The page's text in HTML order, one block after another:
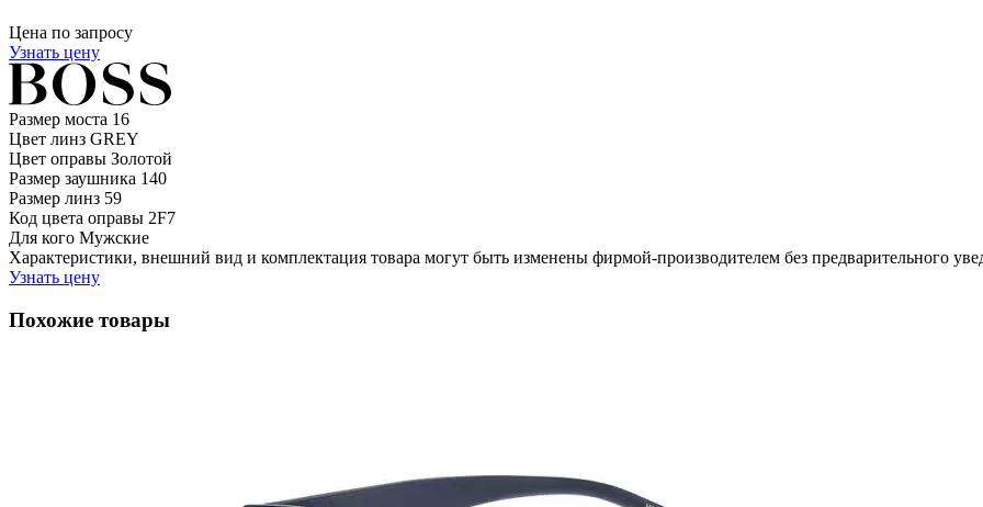
Цена по запросу
Узнать цену
Размер моста 16
Цвет линз GREY
Цвет оправы Золотой
Размер заушника 140
Размер линз 59
Код цвета оправы 2F7
Для кого Мужские
Характеристики, внешний вид и комплектация товара могут быть изменены фирмой-производителем без предварительного
Узнать цену
Похожие товары